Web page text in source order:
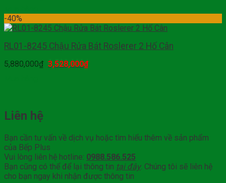
-40%
RL01-8245 Chậu Rửa Bát Roslerer 2 Hố Cân
5,880,000₫ 3,528,000₫
Liên hệ
Bạn cần tư vấn về dịch vụ hoặc tìm hiểu thêm về sản phẩm
của Bếp Plus
Vui lòng liên hệ hotline: 0988.586.525
Bạn cũng có thể để lại thông tin tại đây. Chúng tôi sẽ liên hệ
cho bạn ngay khi nhận được thông tin